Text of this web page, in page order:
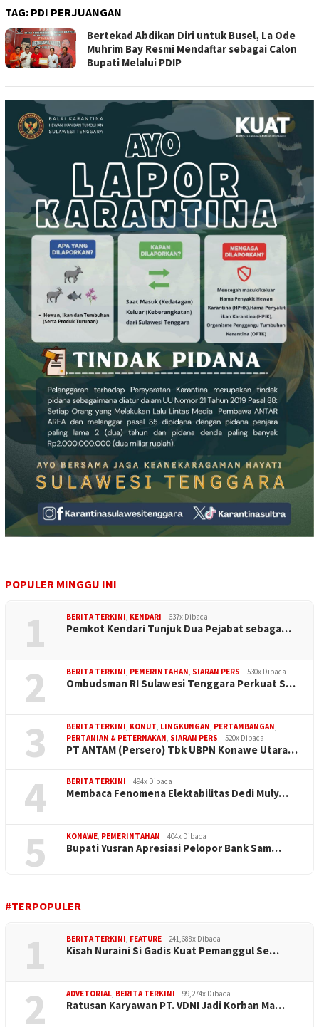
TAG: PDI PERJUANGAN
Bertekad Abdikan Diri untuk Busel, La Ode
Muhrim Bay Resmi Mendaftar sebagai Calon
Bupati Melalui PDIP
POPULER MINGGU INI
1 BERITA TERKINI, KENDARI 637x Dibaca
Pemkot Kendari Tunjuk Dua Pejabat sebaga…
2 BERITA TERKINI, PEMERINTAHAN, SIARAN PERS 530x Dibaca
Ombudsman RI Sulawesi Tenggara Perkuat S…
3 BERITA TERKINI, KONUT, LINGKUNGAN, PERTAMBANGAN,
PERTANIAN & PETERNAKAN, SIARAN PERS 520x Dibaca
PT ANTAM (Persero) Tbk UBPN Konawe Utara…
4 BERITA TERKINI 494x Dibaca
Membaca Fenomena Elektabilitas Dedi Muly…
5 KONAWE, PEMERINTAHAN 404x Dibaca
Bupati Yusran Apresiasi Pelopor Bank Sam…
#TERPOPULER
1 BERITA TERKINI, FEATURE 241,688x Dibaca
Kisah Nuraini Si Gadis Kuat Pemanggul Se…
2 ADVETORIAL, BERITA TERKINI 99,274x Dibaca
Ratusan Karyawan PT. VDNI Jadi Korban Ma…